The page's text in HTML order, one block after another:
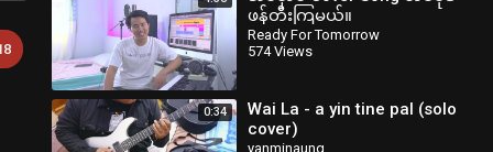
ဖန်တီးကြမယ်။
Ready For Tomorrow
574 Views
0:34
Wai La - a yin tine pal (solo
cover)
yanminaung